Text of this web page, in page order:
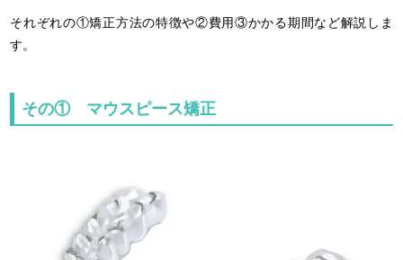
それぞれの①矯正方法の特徴や②費用③かかる期間など解説しま
す。
その① マウスピース矯正